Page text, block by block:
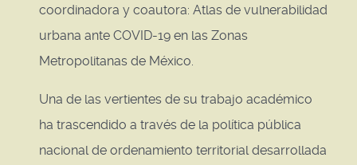
coordinadora y coautora: Atlas de vulnerabilidad
urbana ante COVID-19 en las Zonas
Metropolitanas de México.
Una de las vertientes de su trabajo académico
ha trascendido a través de la política pública
nacional de ordenamiento territorial desarrollada